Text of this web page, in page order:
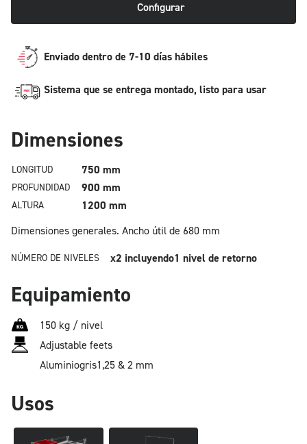
Configurar
Enviado dentro de 7-10 días hábiles
Sistema que se entrega montado, listo para usar
Dimensiones
LONGITUD 750 mm
PROFUNDIDAD 900 mm
ALTURA
1200 mm
Dimensiones generales. Ancho útil de 680 mm
NÚMERO DE NIVELES x2 incluyendo1 nivel de retorno
Equipamiento
150 kg / nivel
Adjustable feets
Aluminiogris1,25 & 2 mm
Usos